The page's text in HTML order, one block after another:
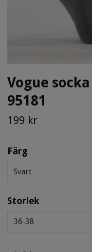
Vogue
95181
199 kr
Färg
Svart
Storlek
36-38